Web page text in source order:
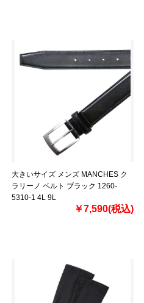
大きいサイズ メンズ MANCHES ク
ラリーノ ベルト ブラック 1260-
5310-1 4L 9L
￥7,590(税込)